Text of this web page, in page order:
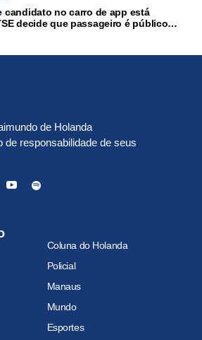
candidato no carro de app está
decide que passageiro é público
de Holanda
de responsabilidade de seus
Coluna do Holanda
Policial
Manaus
Mundo
Esportes